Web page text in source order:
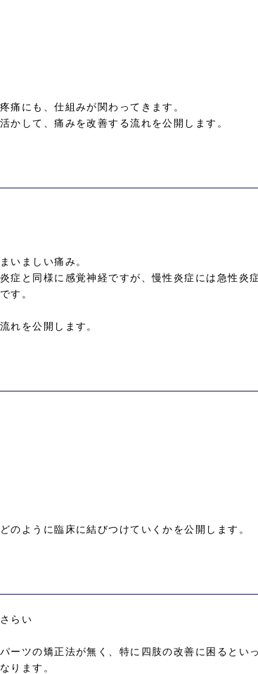
痛にも、仕組みが関わってきます。
かして、痛みを改善する流れを公開します。
いましい痛み。
症と同様に感覚神経ですが、慢性炎症には急性炎
す。
れを公開します。
のように臨床に結びつけていくかを公開します。
らい
ツの矯正法が無く、特に四肢の改善に困るとい
ります。